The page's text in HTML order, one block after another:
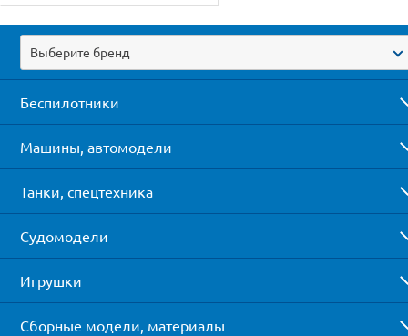
Выберите бренд
Беспилотники
Машины, автомодели
Танки, спецтехника
Судомодели
Игрушки
Сборные модели, материалы